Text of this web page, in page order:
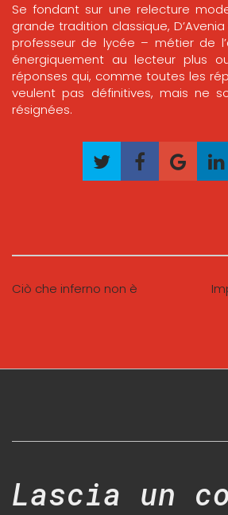
Se fondant sur une relecture
grande tradition classique,
professeur de lycée – métier de
énergiquement au lecteur plus
réponses qui, comme toutes les
veulent pas définitives, mais ne
résignées.
Ciò che inferno non è
Lascia un